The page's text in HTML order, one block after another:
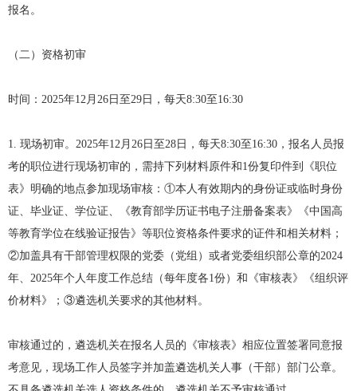
报名。
（二）资格初审
时间：2025年12月26日至29日，每天8:30至16:30
1. 现场初审。2025年12月26日至28日，每天8:30至16:30，报名人员报
考的职位进行现场初审的，需持下列材料原件和1份复印件到《职位
表》明确的地点参加现场审核：①本人有效期内的身份证或临时身份
证、毕业证、学位证、《教育部学历证书电子注册备案表》《中国高
等教育学位在线验证报告》等职位资格条件要求的证件和相关材料；
②加盖具有干部管理权限的党委（党组）或者党委组织部公章的2024
年、2025年个人年度工作总结（每年度各1份）和《审核表》《组织评
价材料》；③遴选机关要求的其他材料。
审核通过的，遴选机关在报名人员的《审核表》相应位置签署同意报
考意见，现场工作人员签字并加盖遴选机关人事（干部）部门公章。